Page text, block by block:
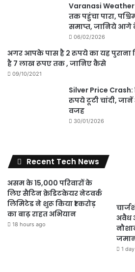
Varanasi Weather
तक पहुंचा पारा,
समाप्त, जानिये आगे
06/02/2026
अगर आपके पास है 2 रुपये का यह
है 7 लाख रूपए तक , जानिए कैसे
09/10/2021
Silver Price Crash:
रुपये टूटी चांदी,
वजह
30/01/2026
Recent Tech News
असम के 15,000 परिवारों के
लिए सैटिन क्रेडिटकेयर नेटवर्क
लिमिटेड ने शुरू किया ₹1 करोड़
का बाढ़ राहत अभियान
18 hours ago
अवैध
1